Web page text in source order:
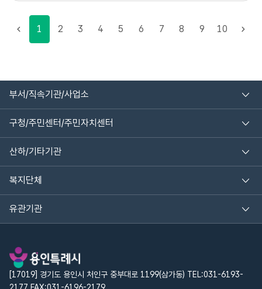
1 2 3 4 5 6 7 8 9 10
부서/직속기관/사업소
구청/주민센터/주민자치센터
산하/기타기관
복지단체
유관기관
[17019] 경기도 용인시 처인구 중부대로 1199(삼가동) TEL:031-6193-